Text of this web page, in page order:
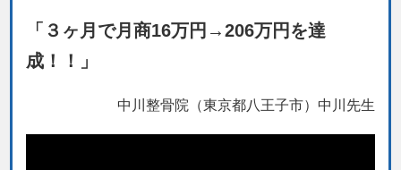
「３ヶ月で月商16万円→206万円を達
成！！」
中川整骨院（東京都八王子市）中川先生